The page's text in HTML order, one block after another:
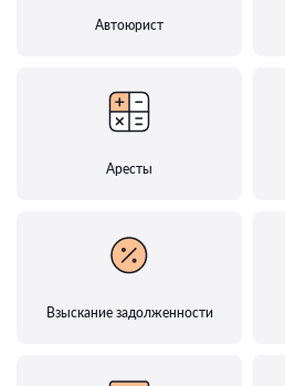
Автоюрист
Аресты
Взыскание задолженности